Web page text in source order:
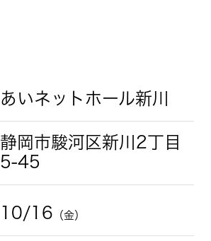
静岡市駿河区新川2丁目
5-45
あいネットホール新川
10/16 （金）